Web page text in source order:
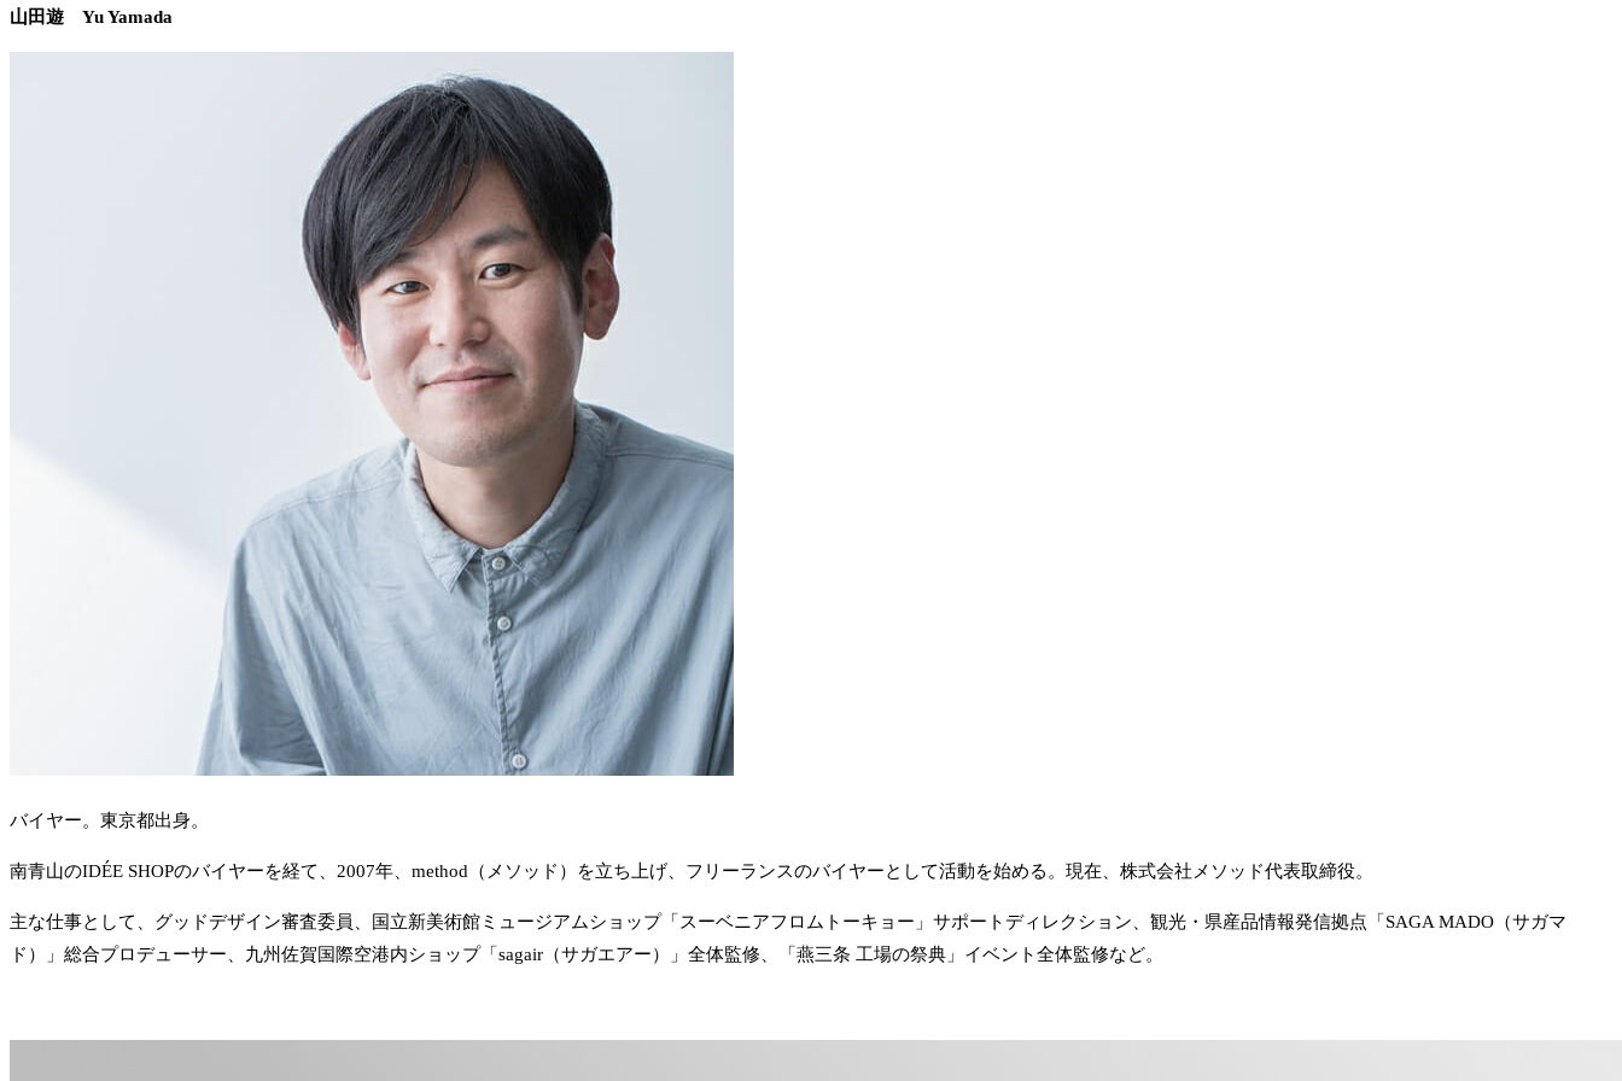
山田遊 Yu Yamada
バイヤー。東京都出身。
南青山のIDÉE SHOPのバイヤーを経て、2007年、method（メソッド）を立ち上げ、フリーランスのバイヤーとして活動を始める。現在、株式会社メソッド代表取締役。
主な仕事として、グッドデザイン審査委員、国立新美術館ミュージアムショップ「スーベニアフロムトーキョー」サポートディレクション、観光・県産品情報発信拠点「SAGA MADO（サガマ
ド）」総合プロデューサー、九州佐賀国際空港内ショップ「sagair（サガエアー）」全体監修、「燕三条 工場の祭典」イベント全体監修など。